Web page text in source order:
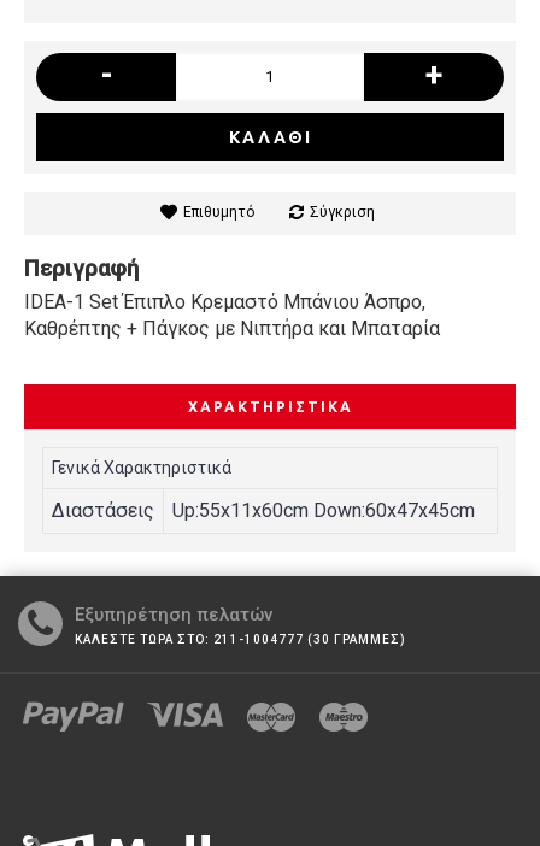
- +
ΚΑΛΆΘΙ
Επιθυμητό Σύγκριση
Περιγραφή
IDEA-1 Set Έπιπλο Κρεμαστό Μπάνιου Άσπρο,
Καθρέπτης + Πάγκος με Νιπτήρα και Μπαταρία
ΧΑΡΑΚΤΗΡΙΣΤΙΚΆ
Γενικά Χαρακτηριστικά
Διαστάσεις Up:55x11x60cm Down:60x47x45cm
Εξυπηρέτηση πελατών
ΚΑΛΕΣΤΕ ΤΩΡΑ ΣΤΟ: 211-1004777 (30 ΓΡΑΜΜΕΣ)